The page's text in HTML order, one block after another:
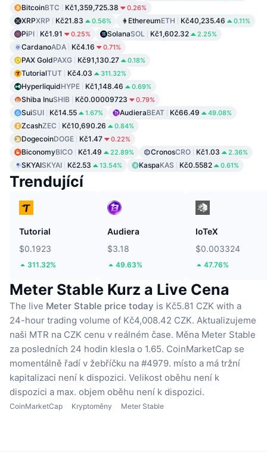
BitcoinBTC Kč1,359,725.38 0.26%
XRPXRP Kč21.83 0.56% EthereumETH Kč40,235.46 0.11%
PiPI Kč1.91 0.25% SolanaSOL Kč1,602.32 2.25%
CardanoADA Kč4.16 0.71%
PAX GoldPAXG Kč91,130.27 0.18%
TutorialTUT Kč4.03 311.32%
HyperliquidHYPE Kč1,148.46 0.69%
Shiba InuSHIB Kč0.00009723 0.79%
SuiSUI Kč14.55 1.67% AudieraBEAT Kč66.49 49.08%
ZcashZEC Kč10,690.26 0.84%
DogecoinDOGE Kč1.47 0.22%
BiconomyBICO Kč1.49 22.89% CronosCRO Kč1.03 2.36%
SKYAISKYAI Kč2.53 13.54% KaspaKAS Kč0.5582 0.61%
Trendující
Tutorial
$0.1923
311.32%
Audiera
$3.18
49.63%
IoTeX
$0.003324
47.76%
Meter Stable Kurz a Live Cena
The live Meter Stable price today is Kč5.81 CZK with a
24-hour trading volume of Kč4,008.42 CZK. Aktualizujeme
naši MTR na CZK cenu v reálném čase. Měna Meter Stable
za posledních 24 hodin klesla o 1.65. CoinMarketCap se
momentálně řadí v žebříčku na #4979. místo a má tržní
kapitalizaci není k dispozici. Velikost oběhu není k
dispozici a max. objem oběhu není k dispozici.
CoinMarketCap Kryptoměny Meter Stable